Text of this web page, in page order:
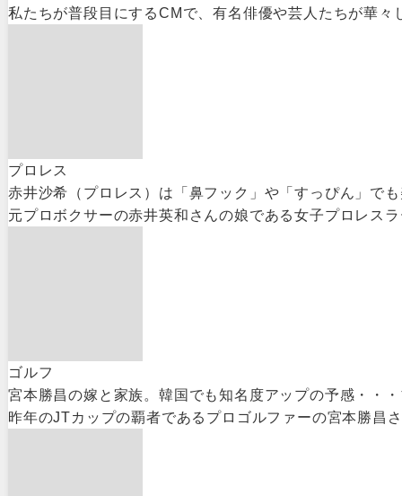
私たちが普段目にするCMで、有名俳優や芸人たちが華
プロレス
赤井沙希（プロレス）は「鼻フック」や「すっぴん」で
元プロボクサーの赤井英和さんの娘である女子プロレス
ゴルフ
宮本勝昌の嫁と家族。韓国でも知名度アップの予感・・
昨年のJTカップの覇者であるプロゴルファーの宮本勝昌